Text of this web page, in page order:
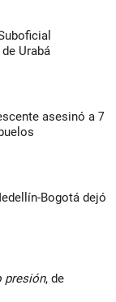
Urabá
asesinó a 7
Bogotá dejó
presión, de